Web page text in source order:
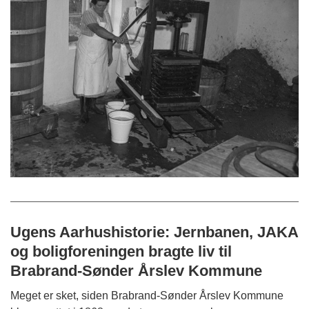
Ugens Aarhushistorie: Jernbanen, JAKA
og boligforeningen bragte liv til
Brabrand-Sønder Årslev Kommune
Meget er sket, siden Brabrand-Sønder Årslev Kommune